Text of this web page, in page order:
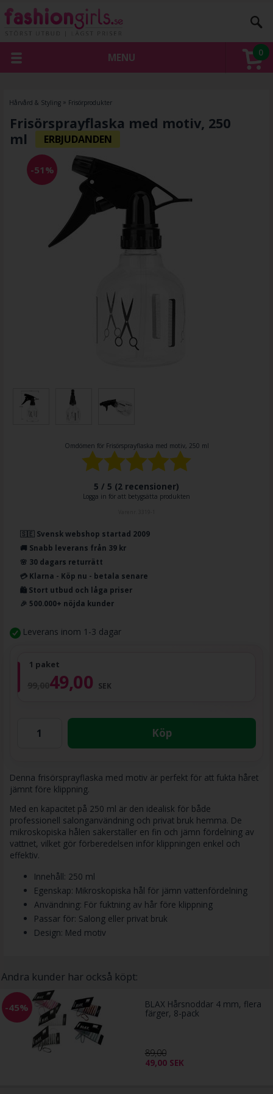
0
MENU
Hårvård & Styling» Frisörprodukter
Frisörsprayflaska med motiv, 250
ml
-51%
Omdömen för Frisörsprayflaska med motiv, 250 ml
5 / 5 (2 recensioner)
Logga in för att betygsätta produkten
🇸🇪 Svensk webshop startad 2009
🚚 Snabb leverans från 39 kr
🌸 30 dagars returrätt
💳 Klarna - Köp nu - betala senare
🛍️ Stort utbud och låga priser
🎉 500.000+ nöjda kunder
Leverans inom 1-3 dagar
1 paket
49,00 SEK
Köp
Denna frisörsprayflaska med motiv är perfekt för att fukta håret
jämnt före klippning.
Med en kapacitet på 250 ml är den idealisk för både
professionell salonganvändning och privat bruk hemma. De
mikroskopiska hålen säkerställer en fin och jämn fördelning av
vattnet, vilket gör förberedelsen inför klippningen enkel och
effektiv.
Innehåll: 250 ml
Egenskap: Mikroskopiska hål för jämn vattenfördelning
Användning: För fuktning av hår före klippning
Passar för: Salong eller privat bruk
Design: Med motiv
Andra kunder har också köpt:
-45% BLAX Hårsnoddar 4 mm, flera
färger, 8-pack
89,00
49,00 SEK